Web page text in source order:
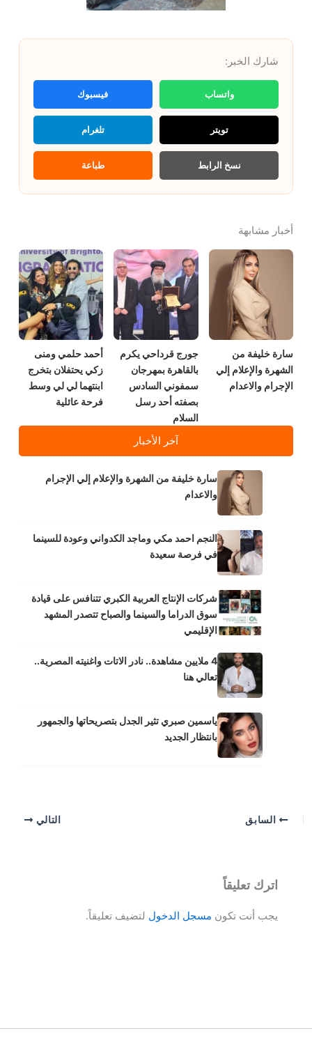
شارك الخبر:
واتساب فيسبوك
تويتر تلغرام
نسخ الرابط طباعة
أخبار مشابهة
سارة خليفة من
الشهرة والإعلام إلي
الإجرام والاعدام
جورج قرداحي يكرم
بالقاهرة بمهرجان
سمفوني السادس
بصفته أحد رسل
السلام
أحمد حلمي ومنى
زكي يحتفلان بتخرج
ابنتهما لي لي وسط
فرحة عائلية
آخر الأخبار
سارة خليفة من الشهرة والإعلام إلي الإجرام
والاعدام
النجم احمد مكي وماجد الكدواني وعودة للسينما
في فرصة سعيدة
شركات الإنتاج العربية الكبري تتنافس على قيادة
سوق الدراما والسينما والصباح تتصدر المشهد
الإقليمي
4 ملايين مشاهدة.. نادر الاتات واغنيته المصرية..
تعالي هنا
ياسمين صبري تثير الجدل بتصريحاتها والجمهور
بانتظار الجديد
السابق التالي
اترك تعليقاً
يجب أنت تكون مسجل الدخول لتضيف تعليقاً.